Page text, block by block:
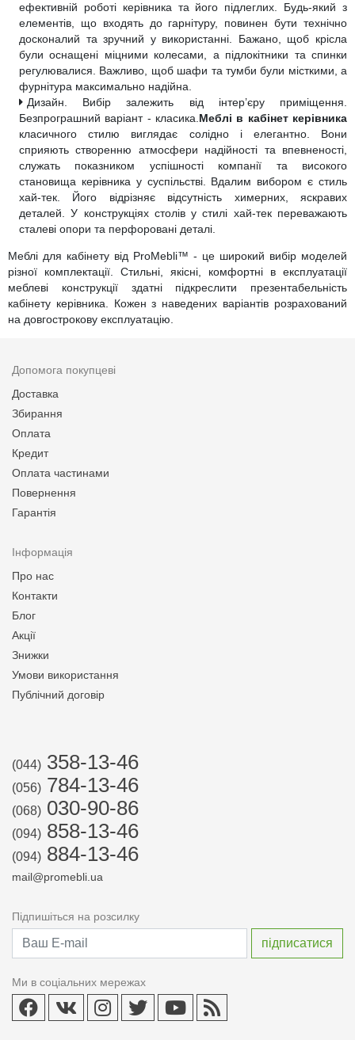
ефективній роботі керівника та його підлеглих. Будь-який з
елементів, що входять до гарнітуру, повинен бути технічно
досконалий та зручний у використанні. Бажано, щоб крісла
були оснащені міцними колесами, а підлокітники та спинки
регулювалися. Важливо, щоб шафи та тумби були місткими, а
фурнітура максимально надійна.
Дизайн. Вибір залежить від інтер’єру приміщення.
Безпрограшний варіант - класика.Меблі в кабінет керівника
класичного стилю виглядає солідно і елегантно. Вони
сприяють створенню атмосфери надійності та впевненості,
служать показником успішності компанії та високого
становища керівника у суспільстві. Вдалим вибором є стиль
хай-тек. Його відрізняє відсутність химерних, яскравих
деталей. У конструкціях столів у стилі хай-тек переважають
сталеві опори та перфоровані деталі.
Меблі для кабінету від ProMebli™ - це широкий вибір моделей
різної комплектації. Стильні, якісні, комфортні в експлуатації
меблеві конструкції здатні підкреслити презентабельність
кабінету керівника. Кожен з наведених варіантів розрахований
на довгострокову експлуатацію.
Допомога покупцеві
Доставка
Збирання
Оплата
Кредит
Оплата частинами
Повернення
Гарантія
Інформація
Про нас
Контакти
Блог
Акції
Знижки
Умови використання
Публічний договір
(044) 358-13-46
(056) 784-13-46
(068) 030-90-86
(094) 858-13-46
(094) 884-13-46
mail@promebli.ua
Підпишіться на розсилку
Ми в соціальних мережах